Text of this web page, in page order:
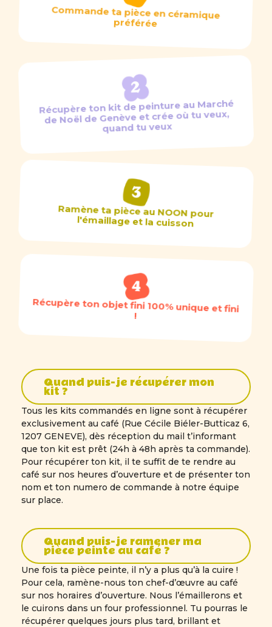
Commande ta pièce en céramique
préférée
Récupère ton kit de peinture au Marché
de Noël de Genève et crée où tu veux,
quand tu veux
Ramène ta pièce au NOON pour
l'émaillage et la cuisson
Récupère ton objet fini 100% unique et fini
!
Quand puis-je récupérer mon
kit ?
Tous les kits commandés en ligne sont à récupérer
exclusivement au café (Rue Cécile Biéler-Butticaz 6,
1207 GENEVE), dès réception du mail t’informant
que ton kit est prêt (24h à 48h après ta commande).
Pour récupérer ton kit, il te suffit de te rendre au
café sur nos heures d’ouverture et de présenter ton
nom et ton numero de commande à notre équipe
sur place.
Quand puis-je ramener ma
pièce peinte au café ?
Une fois ta pièce peinte, il n’y a plus qu’à la cuire !
Pour cela, ramène-nous ton chef-d’œuvre au café
sur nos horaires d’ouverture. Nous l’émaillerons et
le cuirons dans un four professionnel. Tu pourras le
récupérer quelques jours plus tard, brillant et